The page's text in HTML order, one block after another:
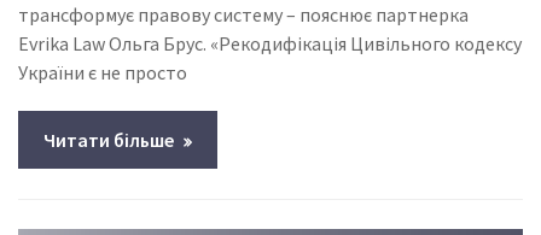
трансформує правову систему – пояснює партнерка
Evrika Law Ольга Брус. «Рекодифікація Цивільного кодексу
України є не просто
Читати більше